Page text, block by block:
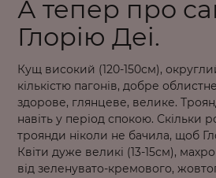
А тепер про
Глорію Деі.
Кущ високий (120-150см),
кількістю пагонів, добре
здорове, глянцеве, велике.
навіть у період спокою. Скільки
троянди ніколи не бачила, щоб
Квіти дуже великі (13-15см),
від зеленувато-кремового,